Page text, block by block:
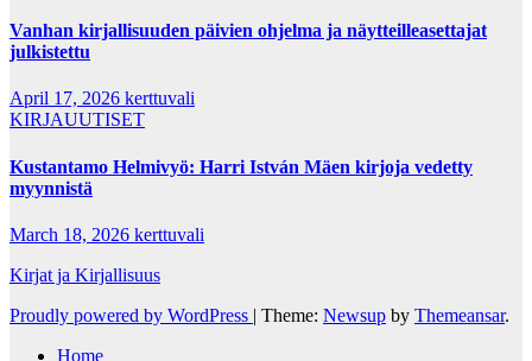
Vanhan kirjallisuuden päivien ohjelma ja näytteilleasettajat
julkistettu
April 17, 2026 kerttuvali
KIRJAUUTISET
Kustantamo Helmivyö: Harri István Mäen kirjoja vedetty
myynnistä
March 18, 2026 kerttuvali
Kirjat ja Kirjallisuus
Proudly powered by WordPress | Theme: Newsup by Themeansar.
Home